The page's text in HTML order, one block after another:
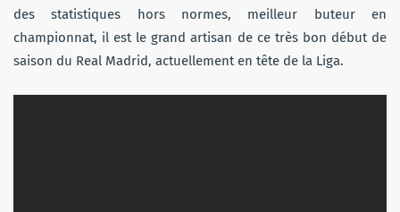
des statistiques hors normes, meilleur buteur en
championnat, il est le grand artisan de ce très bon début de
saison du Real Madrid, actuellement en tête de la Liga.